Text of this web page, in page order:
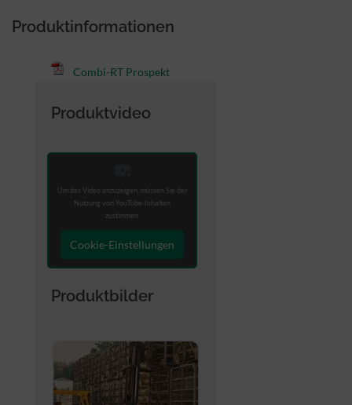
Produktinformationen
Combi-RT Prospekt
Produktvideo
Um das Video anzuzeigen, müssen Sie der
Nutzung von YouTube-Inhalten
zustimmen.
Cookie-Einstellungen
Produktbilder